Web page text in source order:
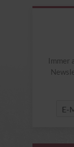
Immer